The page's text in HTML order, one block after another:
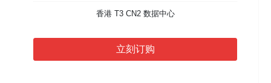
香港 T3 CN2 数据中心
立刻订购